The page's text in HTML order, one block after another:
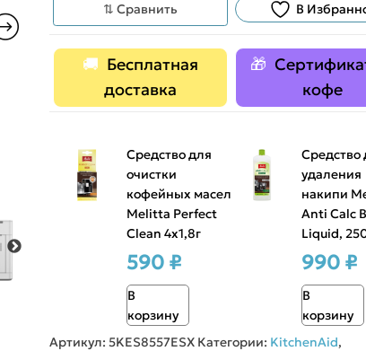
⇅ Сравнить В
Бесплатная
доставка
кофе
Средство для
очистки
кофейных масел
Melitta Perfect
Clean 4х1,8г
590 ₽
В
корзину
Средство
удаления
накипи
Anti Calc
Liquid,
990 ₽
В
корзину
Артикул: 5KES8557ESX Категории: KitchenAid,